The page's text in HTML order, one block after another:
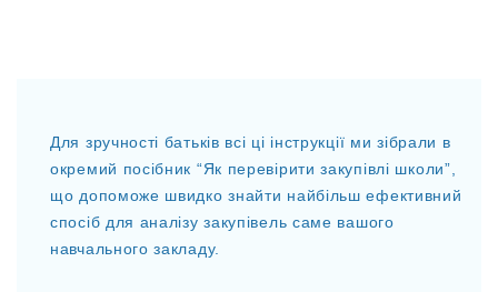
Для зручності батьків всі ці інструкції ми зібрали в
окремий посібник “Як перевірити закупівлі школи”,
що допоможе швидко знайти найбільш ефективний
спосіб для аналізу закупівель саме вашого
навчального закладу.